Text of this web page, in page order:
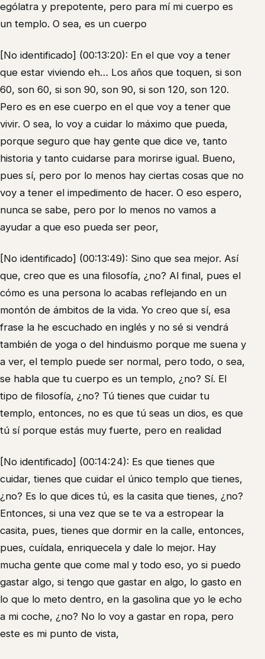
ególatra y prepotente, pero para mí mi cuerpo es
un templo. O sea, es un cuerpo
[No identificado] (00:13:20): En el que voy a tener
que estar viviendo eh… Los años que toquen, si son
60, son 60, si son 90, son 90, si son 120, son 120.
Pero es en ese cuerpo en el que voy a tener que
vivir. O sea, lo voy a cuidar lo máximo que pueda,
porque seguro que hay gente que dice ve, tanto
historia y tanto cuidarse para morirse igual. Bueno,
pues sí, pero por lo menos hay ciertas cosas que no
voy a tener el impedimento de hacer. O eso espero,
nunca se sabe, pero por lo menos no vamos a
ayudar a que eso pueda ser peor,
[No identificado] (00:13:49): Sino que sea mejor. Así
que, creo que es una filosofía, ¿no? Al final, pues el
cómo es una persona lo acabas reflejando en un
montón de ámbitos de la vida. Yo creo que sí, esa
frase la he escuchado en inglés y no sé si vendrá
también de yoga o del hinduismo porque me suena y
a ver, el templo puede ser normal, pero todo, o sea,
se habla que tu cuerpo es un templo, ¿no? Sí. El
tipo de filosofía, ¿no? Tú tienes que cuidar tu
templo, entonces, no es que tú seas un dios, es que
tú sí porque estás muy fuerte, pero en realidad
[No identificado] (00:14:24): Es que tienes que
cuidar, tienes que cuidar el único templo que tienes,
¿no? Es lo que dices tú, es la casita que tienes, ¿no?
Entonces, si una vez que se te va a estropear la
casita, pues, tienes que dormir en la calle, entonces,
pues, cuídala, enriquecela y dale lo mejor. Hay
mucha gente que come mal y todo eso, yo si puedo
gastar algo, si tengo que gastar en algo, lo gasto en
lo que lo meto dentro, en la gasolina que yo le echo
a mi coche, ¿no? No lo voy a gastar en ropa, pero
este es mi punto de vista,